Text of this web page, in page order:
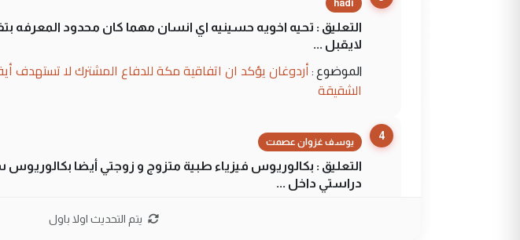
hadi
التعليق : تحيه اخويه حسينيه اي انسان مهما كان محدود المعرفه
لايقبل ...
الموضوع : أردوغان يؤكد ان اتفاقية مكة للدفاع المشترك لا تستهدف
الشقيقة
4
يوسف غزوان عصمت
التعليق : بكالوريوس فيزياء طبية متزوج و زوجتي أيضا
دراستي داخل ...
السعودية توافق على الاستمرار في إعطاء 100 منحة دراسية للطلبة العراقيين في جامعاتها سنويايتم التحديث اولا باول